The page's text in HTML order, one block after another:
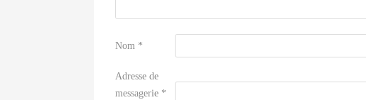
Nom *
Adresse de
messagerie *